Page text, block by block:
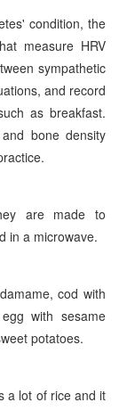
condition, the
measure HRV
sympathetic
and record
as breakfast.
bone density
are made to
in a microwave.
cod with
with sesame
potatoes.
a lot of rice and it